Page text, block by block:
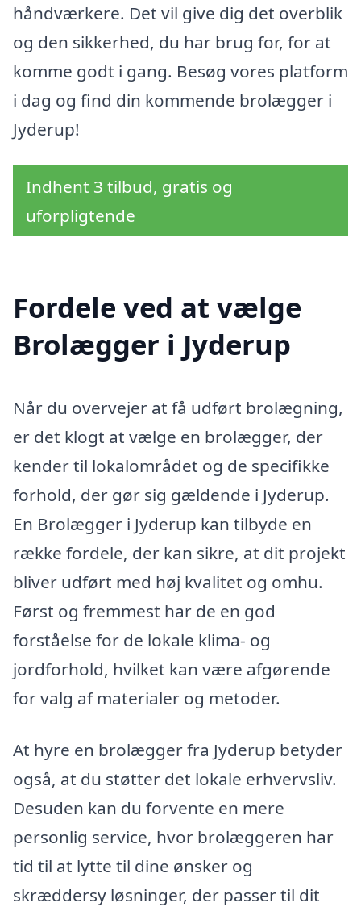
håndværkere. Det vil give dig det overblik
og den sikkerhed, du har brug for, for at
komme godt i gang. Besøg vores platform
i dag og find din kommende brolægger i
Jyderup!
Indhent 3 tilbud, gratis og
uforpligtende
Fordele ved at vælge
Brolægger i Jyderup
Når du overvejer at få udført brolægning,
er det klogt at vælge en brolægger, der
kender til lokalområdet og de specifikke
forhold, der gør sig gældende i Jyderup.
En Brolægger i Jyderup kan tilbyde en
række fordele, der kan sikre, at dit projekt
bliver udført med høj kvalitet og omhu.
Først og fremmest har de en god
forståelse for de lokale klima- og
jordforhold, hvilket kan være afgørende
for valg af materialer og metoder.
At hyre en brolægger fra Jyderup betyder
også, at du støtter det lokale erhvervsliv.
Desuden kan du forvente en mere
personlig service, hvor brolæggeren har
tid til at lytte til dine ønsker og
skræddersy løsninger, der passer til dit